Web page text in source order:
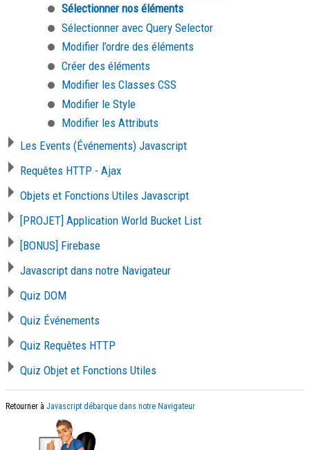
Sélectionner nos éléments
Sélectionner avec Query Selector
Modifier l’ordre des éléments
Créer des éléments
Modifier les Classes CSS
Modifier le Style
Modifier les Attributs
Les Events (Événements) Javascript
Requêtes HTTP - Ajax
Objets et Fonctions Utiles Javascript
[PROJET] Application World Bucket List
[BONUS] Firebase
Javascript dans notre Navigateur
Quiz DOM
Quiz Événements
Quiz Requêtes HTTP
Quiz Objet et Fonctions Utiles
Retourner à Javascript débarque dans notre Navigateur